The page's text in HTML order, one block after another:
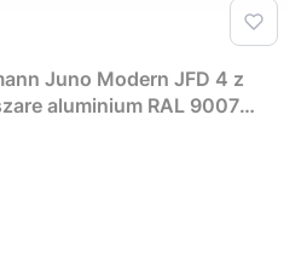
Juno Modern JFD 4 z
aluminium RAL 9007